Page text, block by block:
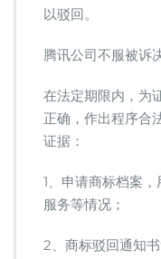
以驳回。
腾讯公司不服被诉
在法定期限内，为
正确，作出程序合
证据：
1、申请商标档案
服务等情况；
2、商标驳回通知